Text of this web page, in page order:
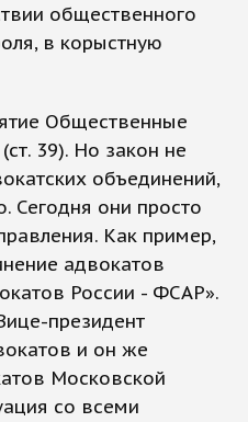
общественного
в корыстную
Общественные
39). Но закон не
объединений,
Сегодня они просто
Как пример,
адвокатов
России - ФСАР».
президент
и он же
Московской
со всеми